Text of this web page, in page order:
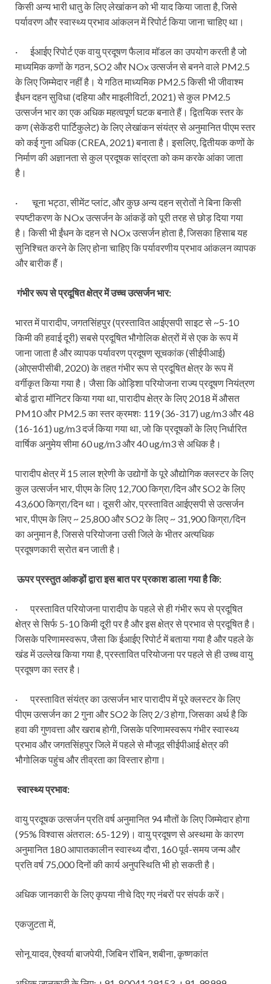
किसी अन्य भारी धातु के लिए लेखांकन को भी याद किया जाता है, जिसे
पर्यावरण और स्वास्थ्य प्रभाव आंकलन में रिपोर्ट किया जाना चाहिए था।
· ईआईए रिपोर्ट एक वायु प्रदूषण फैलाव मॉडल का उपयोग करती है जो
माध्यमिक कणों के गठन, SO2 और NOx उत्सर्जन से बनने वाले PM2.5
के लिए जिम्मेदार नहीं है। ये गठित माध्यमिक PM2.5 किसी भी जीवाश्म
ईंधन दहन सुविधा (दहिया और माइलीविर्टा, 2021) से कुल PM2.5
उत्सर्जन भार का एक अधिक महत्वपूर्ण घटक बनाते हैं। द्वितयिक स्तर के
कण (सेकेंडरी पार्टिकुलेट) के लिए लेखांकन संयंत्र से अनुमानित पीएम स्तर
को कई गुना अधिक (CREA, 2021) बनाता है। इसलिए, द्वितीयक कणों के
निर्माण की अज्ञानता से कुल प्रदूषक सांद्रता को कम करके आंका जाता
है।
· चूना भट्ठा, सीमेंट प्लांट, और कुछ अन्य दहन स्रोतों ने बिना किसी
स्पष्टीकरण के NOx उत्सर्जन के आंकड़ें को पूरी तरह से छोड़ दिया गया
है। किसी भी ईंधन के दहन से NOx उत्सर्जन होता है, जिसका हिसाब यह
सुनिश्चित करने के लिए होना चाहिए कि पर्यावरणीय प्रभाव आंकलन व्यापक
और बारीक हैं।
गंभीर रूप से प्रदूषित क्षेत्र में उच्च उत्सर्जन भार:
भारत में पारादीप, जगतसिंहपुर (प्रस्तावित आईएसपी साइट से ~5-10
किमी की हवाई दूरी) सबसे प्रदूषित भौगोलिक क्षेत्रों में से एक के रूप में
जाना जाता है और व्यापक पर्यावरण प्रदूषण सूचकांक (सीईपीआई)
(ओएसपीसीबी, 2020) के तहत गंभीर रूप से प्रदूषित क्षेत्र के रूप में
वर्गीकृत किया गया है। जैसा कि ओड़िशा परियोजना राज्य प्रदूषण नियंत्रण
बोर्ड द्वारा मॉनिटर किया गया था, पारादीप क्षेत्र के लिए 2018 में औसत
PM10 और PM2.5 का स्तर क्रमशः 119 (36-317) ug/m3 और 48
(16-161) ug/m3 दर्ज किया गया था, जो कि प्रदूषकों के लिए निर्धारित
वार्षिक अनुमेय सीमा 60 ug/m3 और 40 ug/m3 से अधिक है।
पारादीप क्षेत्र में 15 लाल श्रेणी के उद्योगों के पूरे औद्योगिक क्लस्टर के लिए
कुल उत्सर्जन भार, पीएम के लिए 12,700 किग्रा/दिन और SO2 के लिए
43,600 किग्रा/दिन था। दूसरी ओर, प्रस्तावित आईएसपी से उत्सर्जन
भार, पीएम के लिए ~ 25,800 और SO2 के लिए ~ 31,900 किग्रा/दिन
का अनुमान है, जिससे परियोजना उसी जिले के भीतर अत्यधिक
प्रदूषणकारी स्रोत बन जाती है।
ऊपर प्रस्तुत आंकड़ों द्वारा इस बात पर प्रकाश डाला गया है कि:
· प्रस्तावित परियोजना पारादीप के पहले से ही गंभीर रूप से प्रदूषित
क्षेत्र से सिर्फ 5-10 किमी दूरी पर है और इस क्षेत्र से प्रभाव से प्रदूषित है।
जिसके परिणामस्वरूप, जैसा कि ईआईए रिपोर्ट में बताया गया है और पहले के
खंड में उल्लेख किया गया है, प्रस्तावित परियोजना पर पहले से ही उच्च वायु
प्रदूषण का स्तर है।
· प्रस्तावित संयंत्र का उत्सर्जन भार पारादीप में पूरे क्लस्टर के लिए
पीएम उत्सर्जन का 2 गुना और SO2 के लिए 2/3 होगा, जिसका अर्थ है कि
हवा की गुणवत्ता और खराब होगी, जिसके परिणामस्वरूप गंभीर स्वास्थ्य
प्रभाव और जगतसिंहपुर जिले में पहले से मौजूद सीईपीआई क्षेत्र की
भौगोलिक पहुंच और तीव्रता का विस्तार होगा।
स्वास्थ्य प्रभाव:
वायु प्रदूषक उत्सर्जन प्रति वर्ष अनुमानित 94 मौतों के लिए जिम्मेदार होगा
(95% विश्वास अंतराल: 65-129)। वायु प्रदूषण से अस्थमा के कारण
अनुमानित 180 आपातकालीन स्वास्थ्य दौरा, 160 पूर्व-समय जन्म और
प्रति वर्ष 75,000 दिनों की कार्य अनुपस्थिति भी हो सकती है।
अधिक जानकारी के लिए कृपया नीचे दिए गए नंबरों पर संपर्क करें।
एकजुटता में,
सोनू यादव, ऐश्वर्या बाजपेयी, जिबिन रॉबिन, शबीना, कृष्णकांत